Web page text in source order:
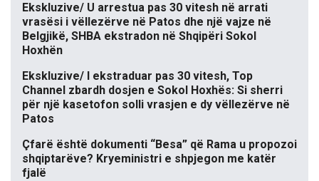
Ekskluzive/ U arrestua pas 30 vitesh në arrati
vrasësi i vëllezërve në Patos dhe një vajze në
Belgjikë, SHBA ekstradon në Shqipëri Sokol
Hoxhën
Ekskluzive/ I ekstraduar pas 30 vitesh, Top
Channel zbardh dosjen e Sokol Hoxhës: Si sherri
për një kasetofon solli vrasjen e dy vëllezërve në
Patos
Çfarë është dokumenti “Besa” që Rama u propozoi
shqiptarëve? Kryeministri e shpjegon me katër
fjalë